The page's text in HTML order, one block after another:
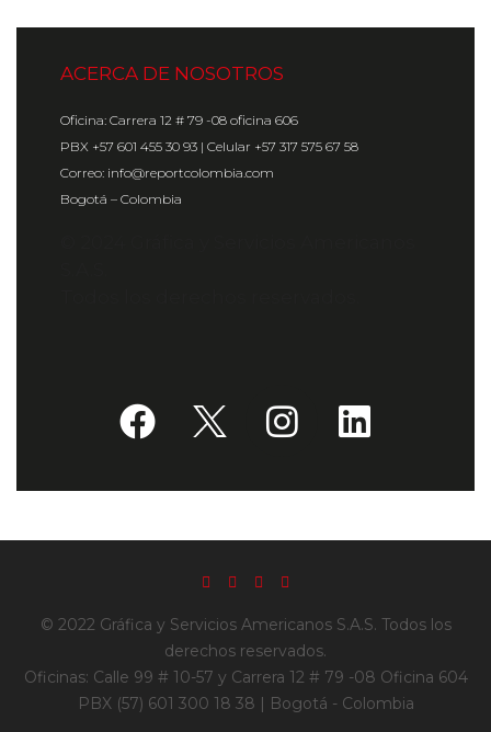
ACERCA DE NOSOTROS
Oficina: Carrera 12 # 79 -08 oficina 606
PBX +57 601 455 30 93 | Celular +57 317 575 67 58
Correo: info@reportcolombia.com
Bogotá – Colombia
© 2022 Gráfica y Servicios Americanos S.A.S. Todos los
derechos reservados.
Oficinas: Calle 99 # 10-57 y Carrera 12 # 79 -08 Oficina 604
PBX (57) 601 300 18 38 | Bogotá - Colombia